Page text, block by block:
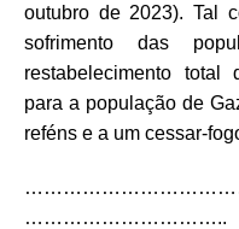
outubro de 2023). Tal
sofrimento das
restabelecimento total
para a população de
reféns e a um cessar-
…………………………..